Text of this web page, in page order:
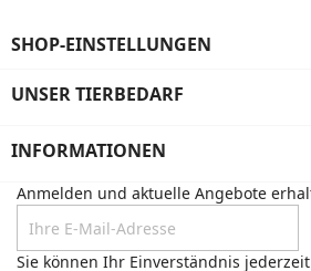
SHOP-EINSTELLUNGEN
UNSER TIERBEDARF
INFORMATIONEN
Anmelden und aktuelle Angebote
Sie können Ihr Einverständnis